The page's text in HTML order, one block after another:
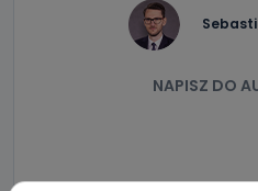
NAPISZ DO